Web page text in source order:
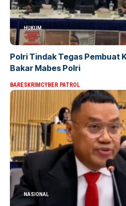
HUKUM
Polri Tindak Tegas Pembuat
Bakar Mabes Polri
BARESKRIMCYBER PATROL
NASIONAL